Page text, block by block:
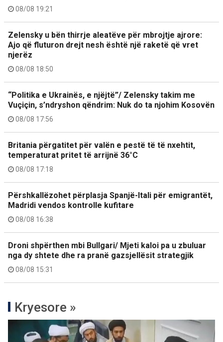
08/08 19:21
Zelensky u bën thirrje aleatëve për mbrojtje ajrore:
Ajo që fluturon drejt nesh është një raketë që vret
njerëz
08/08 18:50
“Politika e Ukrainës, e njëjtë”/ Zelensky takim me
Vuçiçin, s’ndryshon qëndrim: Nuk do ta njohim Kosovën
08/08 17:56
Britania përgatitet për valën e pestë të të nxehtit,
temperaturat pritet të arrijnë 36°C
08/08 17:18
Përshkallëzohet përplasja Spanjë-Itali për emigrantët,
Madridi vendos kontrolle kufitare
08/08 16:38
Droni shpërthen mbi Bullgari/ Mjeti kaloi pa u zbuluar
nga dy shtete dhe ra pranë gazsjellësit strategjik
08/08 15:31
Kryesore »